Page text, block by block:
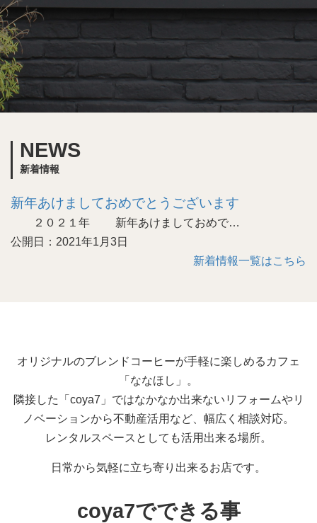
NEWS
新着情報
新年あけましておめでとうございます
２０２１年 新年あけましておめで…
公開日：2021年1月3日
新着情報一覧はこちら
オリジナルのブレンドコーヒーが手軽に楽しめるカフェ
「ななほし」。
隣接した「coya7」ではなかなか出来ないリフォームやリ
ノベーションから不動産活用など、幅広く相談対応。
レンタルスペースとしても活用出来る場所。
日常から気軽に立ち寄り出来るお店です。
coya7でできる事